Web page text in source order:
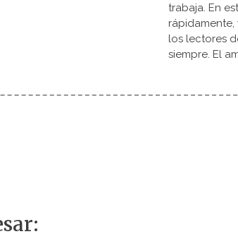
trabaja. En
los lectores
siempre. El